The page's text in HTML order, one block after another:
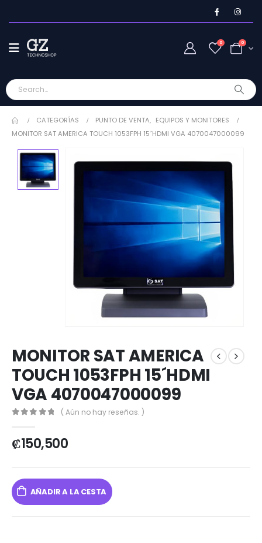
0 0
CATEGORÍAS PUNTO DE VENTA, EQUIPOS Y MONITORES
MONITOR SAT AMERICA TOUCH 1053FPH 15´HDMI VGA 4070047000099
MONITOR SAT AMERICA
TOUCH 1053FPH 15´HDMI
VGA 4070047000099
( Aún no hay reseñas. )
₡150,500
AÑADIR A LA CESTA